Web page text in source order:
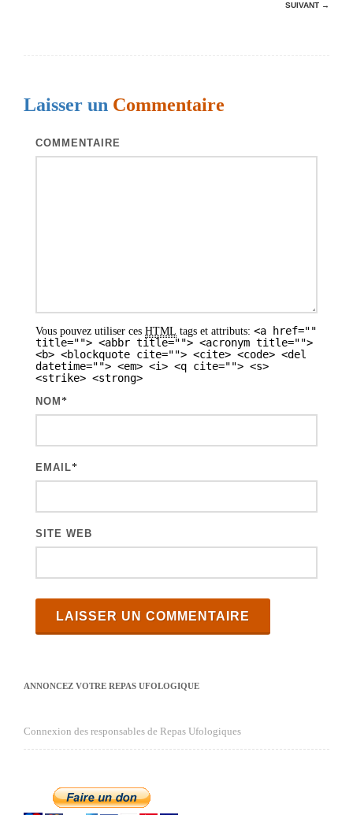
t
SUIVANT →
Laisser un Commentaire
COMMENTAIRE
Vous pouvez utiliser ces HTML tags et attributs: <a href=""
title=""> <abbr title=""> <acronym title="">
<b> <blockquote cite=""> <cite> <code> <del
datetime=""> <em> <i> <q cite=""> <s>
<strike> <strong>
NOM *
EMAIL*
SITE WEB
ANNONCEZ VOTRE REPAS UFOLOGIQUE
Connexion des responsables de Repas Ufologiques